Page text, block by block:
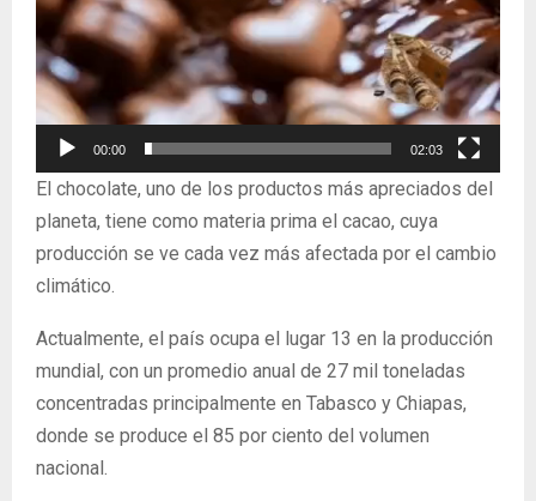
00:00 02:03
El chocolate, uno de los productos más apreciados del
planeta, tiene como materia prima el cacao, cuya
producción se ve cada vez más afectada por el cambio
climático.
Actualmente, el país ocupa el lugar 13 en la producción
mundial, con un promedio anual de 27 mil toneladas
concentradas principalmente en Tabasco y Chiapas,
donde se produce el 85 por ciento del volumen
nacional.